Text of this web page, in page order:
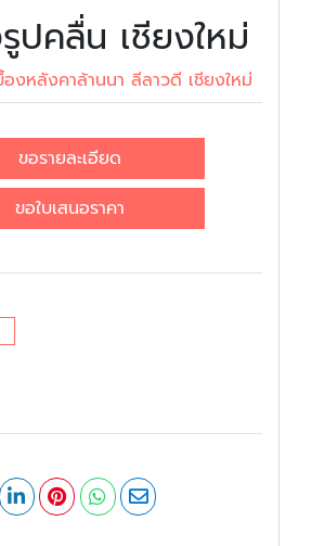
ปคลื่น เชียงใหม่
องหลังคาล้านนา ลีลาวดี เชียงใหม่
ขอรายละเอียด
ขอใบเสนอราคา